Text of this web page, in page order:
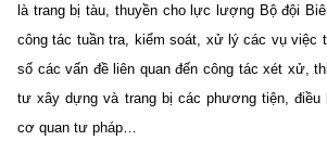
là trang bị tàu, thuyền cho lực lượng Bộ đội
công tác tuần tra, kiểm soát, xử lý các vụ việc
số các vấn đề liên quan đến công tác xét xử,
tư xây dựng và trang bị các phương tiện, điều
cơ quan tư pháp…